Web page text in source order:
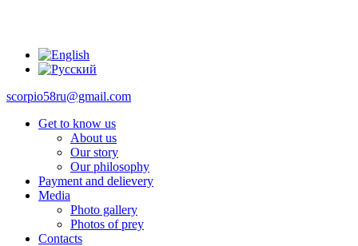
scorpio58ru@gmail.com
Get to know us
About us
Our story
Our philosophy
Payment and delievery
Media
Photo gallery
Photos of prey
Contacts